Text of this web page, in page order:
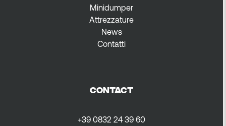
Minidumper
Attrezzature
News
Contatti
CONTACT
+39 0832 24 39 60